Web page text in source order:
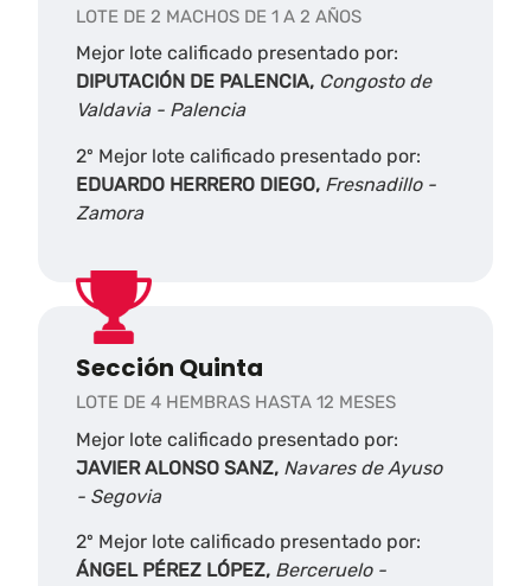
LOTE DE 2 MACHOS DE 1 A 2 AÑOS
Mejor lote calificado presentado por:
DIPUTACIÓN DE PALENCIA, Congosto de
Valdavia - Palencia
2º Mejor lote calificado presentado por:
EDUARDO HERRERO DIEGO, Fresnadillo -
Zamora
Sección Quinta
LOTE DE 4 HEMBRAS HASTA 12 MESES
Mejor lote calificado presentado por:
JAVIER ALONSO SANZ, Navares de Ayuso
- Segovia
2º Mejor lote calificado presentado por:
ÁNGEL PÉREZ LÓPEZ, Berceruelo -